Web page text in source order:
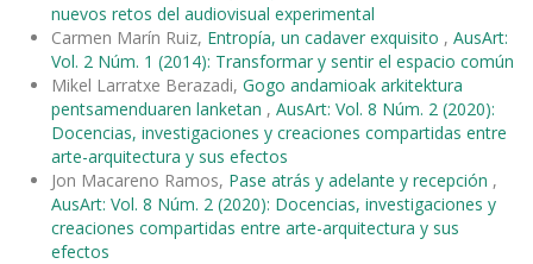
nuevos retos del audiovisual experimental
Carmen Marín Ruiz, Entropía, un cadaver exquisito , AusArt:
Vol. 2 Núm. 1 (2014): Transformar y sentir el espacio común
Mikel Larratxe Berazadi, Gogo andamioak arkitektura
pentsamenduaren lanketan , AusArt: Vol. 8 Núm. 2 (2020):
Docencias, investigaciones y creaciones compartidas entre
arte-arquitectura y sus efectos
Jon Macareno Ramos, Pase atrás y adelante y recepción ,
AusArt: Vol. 8 Núm. 2 (2020): Docencias, investigaciones y
creaciones compartidas entre arte-arquitectura y sus
efectos